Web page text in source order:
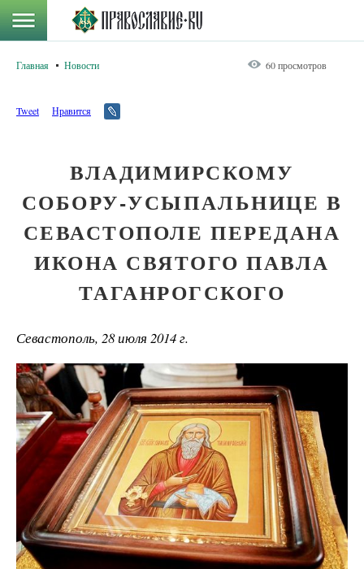
Главная Новости 60 просмотров
Tweet Нравится
ВЛАДИМИРСКОМУ
СОБОРУ-УСЫПАЛЬНИЦЕ В
СЕВАСТОПОЛЕ ПЕРЕДАНА
ИКОНА СВЯТОГО ПАВЛА
ТАГАНРОГСКОГО
Севастополь, 28 июля 2014 г.